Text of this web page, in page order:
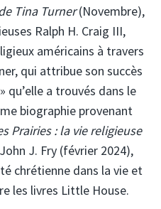
Tina Turner(Novembre),
Ralph H. Craig III,
américains à travers
qui attribue son succès
qu’elle a trouvés dans le
biographie provenant
Prairies : la vie religieuse
J. Fry (février 2024),
chrétienne dans la vie et
les livres Little House.